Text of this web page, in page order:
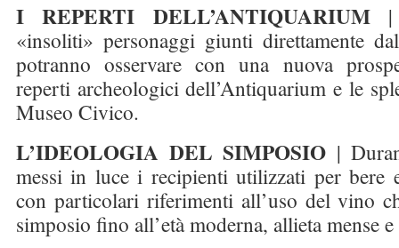
I REPERTI DELL’ANTIQUARIUM|
«insoliti» personaggi giunti direttamente
potranno osservare con una nuova
reperti archeologici dell’Antiquarium e le
Museo Civico.
L’IDEOLOGIA DEL SIMPOSIO |
messi in luce i recipienti utilizzati per bere
con particolari riferimenti all’uso del vino
simposio fino all’età moderna, allieta mense